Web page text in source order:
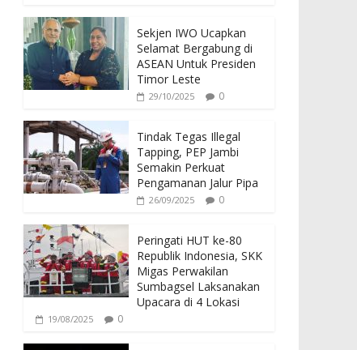
Sekjen IWO Ucapkan
Selamat Bergabung di
ASEAN Untuk Presiden
Timor Leste
29/10/2025 0
Tindak Tegas Illegal
Tapping, PEP Jambi
Semakin Perkuat
Pengamanan Jalur Pipa
26/09/2025 0
Peringati HUT ke-80
Republik Indonesia, SKK
Migas Perwakilan
Sumbagsel Laksanakan
Upacara di 4 Lokasi
19/08/2025 0